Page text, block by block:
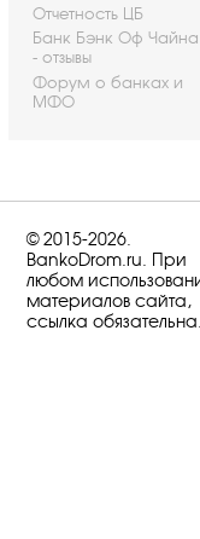
Отчетность ЦБ
Банк Бэнк Оф Чайна
- отзывы
Форум о банках и
МФО
© 2015-2026.
BankoDrom.ru. При
любом
материалов сайта,
ссылка обязательна.